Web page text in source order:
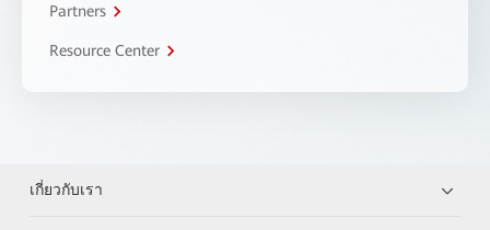
Partners
Resource Center
เกี่ยวกับเรา